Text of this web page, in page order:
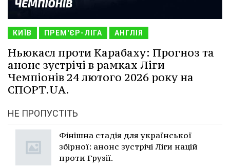
КИЇВ ПРЕМ'ЄР-ЛІГА АНГЛІЯ
Ньюкасл проти Карабаху: Прогноз та
анонс зустрічі в рамках Ліги
Чемпіонів 24 лютого 2026 року на
СПОРТ.UA.
НЕ ПРОПУСТІТЬ
Фінішна стадія для української
збірної: анонс зустрічі Ліги націй
проти Грузії.